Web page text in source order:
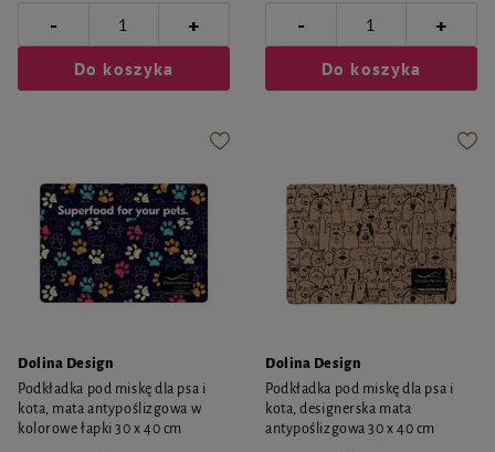
- +
Do koszyka
- +
Do koszyka
Dolina Design
Podkładka pod miskę dla psa i
kota, mata antypoślizgowa w
kolorowe łapki 30 x 40 cm
Dolina Design
Podkładka pod miskę dla psa i
kota, designerska mata
antypoślizgowa 30 x 40 cm